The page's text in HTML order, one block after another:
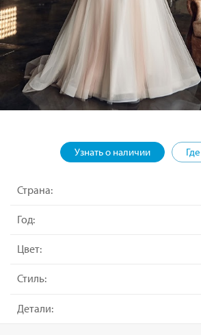
Узнать о наличии
Страна:
Год:
Цвет:
Стиль:
Детали: